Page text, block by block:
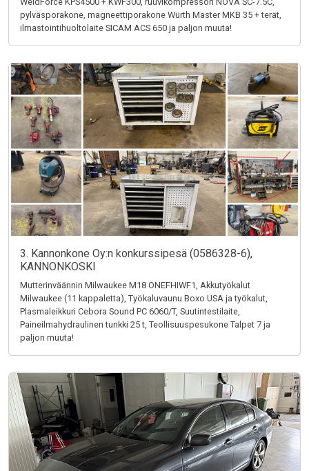
pylväsporakone, magneettiporakone Würth Master MKB 35 + terät,
ilmastointihuoltolaite SICAM ACS 650 ja paljon muuta!
3. Kannonkone Oy:n konkurssipesä (0586328-6),
KANNONKOSKI
Mutterinväännin Milwaukee M18 ONEFHIWF1, Akkutyökalut
Milwaukee (11 kappaletta), Työkaluvaunu Boxo USA ja työkalut,
Plasmaleikkuri Cebora Sound PC 6060/T, Suutintestilaite,
Paineilmahydraulinen tunkki 25 t, Teollisuuspesukone Talpet 7 ja
paljon muuta!